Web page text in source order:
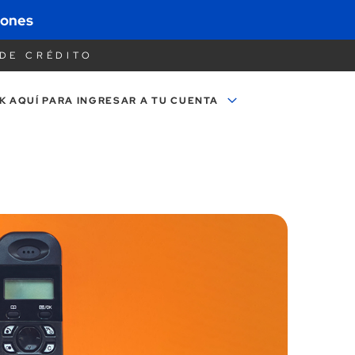
CRÉDITO
AQUÍ PARA INGRESAR A TU CUENTA